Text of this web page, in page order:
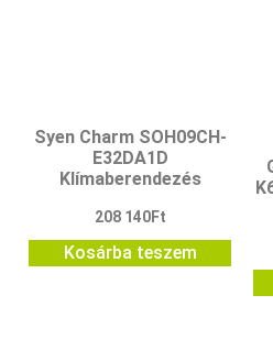
Syen Charm SOH09CH-
E32DA1D
Klímaberendezés
208 140Ft
Kosárba teszem